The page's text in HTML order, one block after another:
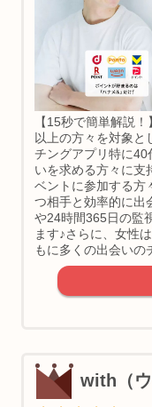
【15秒で簡単解説
以上の方々を対象と
チングアプリ特に40
いを求める方々に支
ベントに参加する方
つ相手と効率的に出
や24時間365日の監
ます♪さらに、女性
もに多くの出会いの
with（ウ